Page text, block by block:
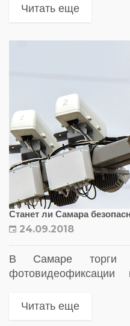
ПДД, выписанные с
Читать еще
Станет ли Самара
24.09.2018
В Самаре торги
фотовидеофиксации
иск Главного
Читать еще